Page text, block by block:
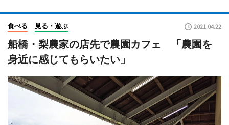
食べる 見る・遊ぶ 2021.04.22
船橋・梨農家の店先で農園カフェ 「農園を
身近に感じてもらいたい」